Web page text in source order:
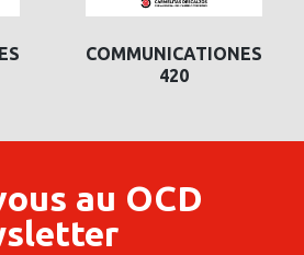
COMMUNICATIONES
419
au OCD